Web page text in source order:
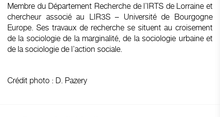
Membre du Département Recherche de l’IRTS de Lorraine et
chercheur associé au LIR3S – Université de Bourgogne
Europe. Ses travaux de recherche se situent au croisement
de la sociologie de la marginalité, de la sociologie urbaine et
de la sociologie de l’action sociale.
Crédit photo : D. Pazery